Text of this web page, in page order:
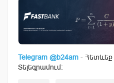
Telegram @b24am - Հետևեք
Տելեգրամում: